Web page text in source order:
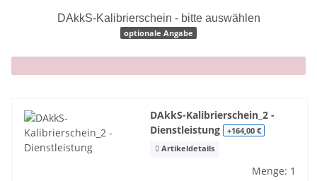
DAkkS-Kalibrierschein - bitte auswählen
optionale Angabe
x
DAkkS-Kalibrierschein_2 -
Dienstleistung +164,00 €
Artikeldetails
Menge: 1